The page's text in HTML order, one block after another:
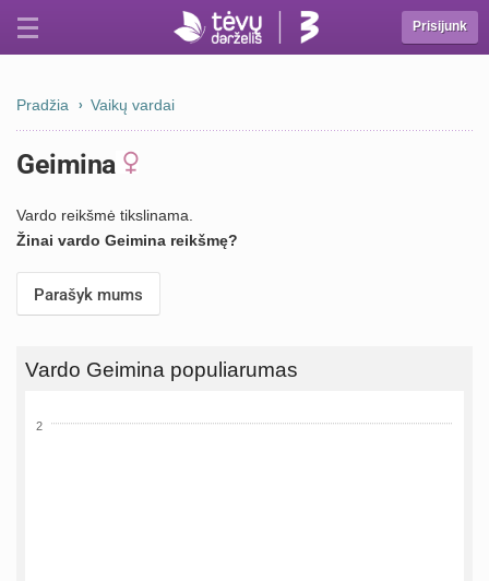
Prisijunk
Pradžia Vaikų vardai
Geimina
Vardo reikšmė tikslinama.
Žinai vardo Geimina reikšmę?
Parašyk mums
Vardo Geimina populiarumas
2